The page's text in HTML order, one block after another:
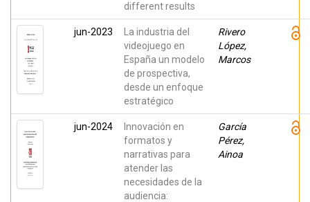
different results
jun-2023
La industria del
videojuego en
España un modelo
de prospectiva,
desde un enfoque
estratégico
Rivero
López,
Marcos
jun-2024
Innovación en
formatos y
narrativas para
atender las
necesidades de la
audiencia:
García
Pérez,
Ainoa